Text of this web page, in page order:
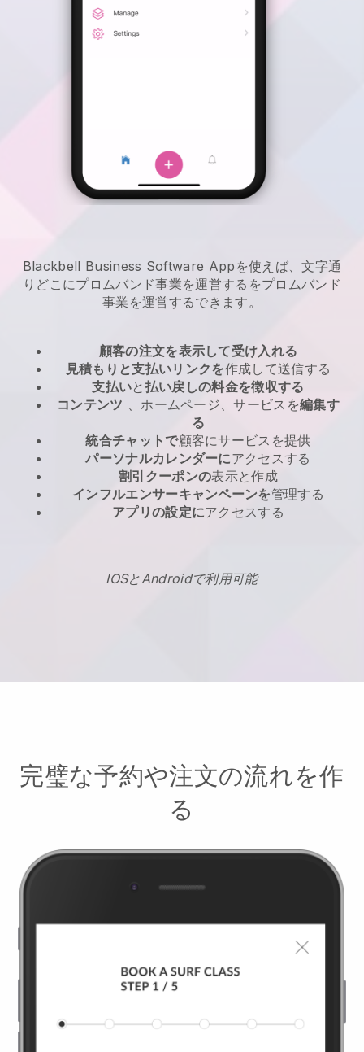
Blackbell Business Software Appを使えば、文字通
りどこにプロムバンド事業を運営する をプロムバンド
事業を運営するできます。
顧客の注文を表示して受け入れる
見積もりと支払いリンクを作成して送信する
支払いと 払い戻しの料金を徴収する
コンテンツ 、ホームページ、サービスを編集す
る
統合チャットで顧客にサービスを提供
パーソナルカレンダーにアクセスする
割引クーポンの表示と作成
インフルエンサーキャンペーンを管理する
アプリの設定にアクセスする
IOSとAndroidで利用可能
完璧な予約や注文の流れを作
る